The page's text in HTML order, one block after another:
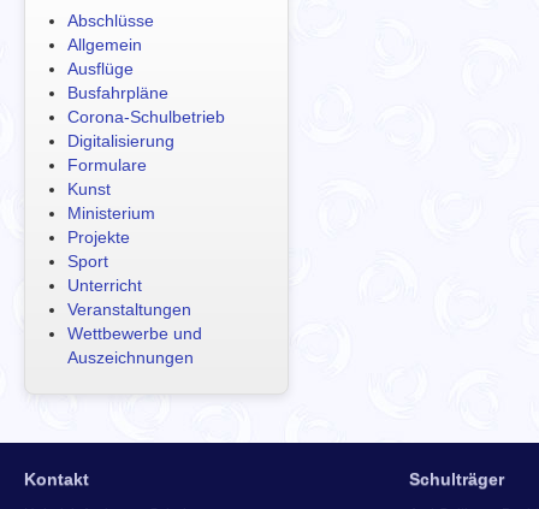
Abschlüsse
Allgemein
Ausflüge
Busfahrpläne
Corona-Schulbetrieb
Digitalisierung
Formulare
Kunst
Ministerium
Projekte
Sport
Unterricht
Veranstaltungen
Wettbewerbe und
Auszeichnungen
Kontakt Schulträger